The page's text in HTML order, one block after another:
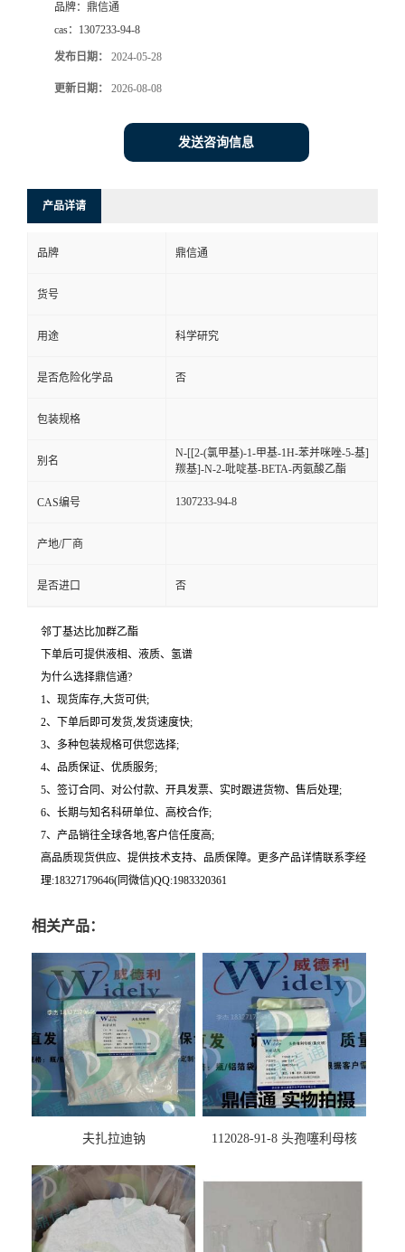
品牌： 鼎信通
cas： 1307233-94-8
发布日期： 2024-05-28
更新日期： 2026-08-08
发送咨询信息
产品详请
品牌 鼎信通
货号
用途 科学研究
是否危险化学品 否
包装规格
别名
N-[[2-(氯甲基)-1-甲基-1H-苯并咪唑-5-基]
羰基]-N-2-吡啶基-BETA-丙氨酸乙酯
CAS编号 1307233-94-8
产地/厂商
是否进口 否
邻丁基达比加群乙酯
下单后可提供液相、液质、氢谱
为什么选择鼎信通?
1、现货库存,大货可供;
2、下单后即可发货,发货速度快;
3、多种包装规格可供您选择;
4、品质保证、优质服务;
5、签订合同、对公付款、开具发票、实时跟进货物、售后处理;
6、长期与知名科研单位、高校合作;
7、产品销往全球各地,客户信任度高;
高品质现货供应、提供技术支持、品质保障。更多产品详情联系李经
理:18327179646(同微信)QQ:1983320361
相关产品：
夫扎拉迪钠
112028-91-8 头孢噻利母核